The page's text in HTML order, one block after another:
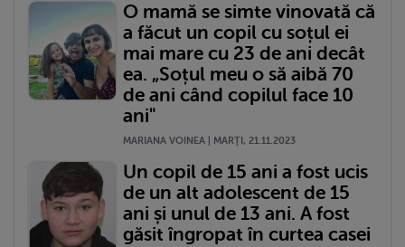
O mamă se simte vinovată că
a făcut un copil cu soțul ei
mai mare cu 23 de ani decât
ea. „Soțul meu o să aibă 70
de ani când copilul face 10
ani"
MARIANA VOINEA | MARŢI, 21.11.2023
Un copil de 15 ani a fost ucis
de un alt adolescent de 15
ani și unul de 13 ani. A fost
găsit îngropat în curtea casei